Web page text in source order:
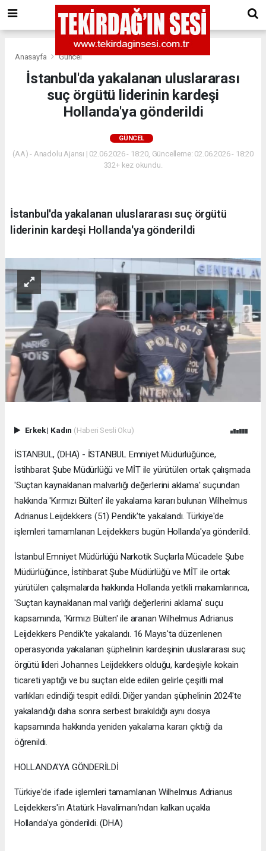
Anasayfa Güncel
İstanbul'da yakalanan uluslararası
suç örgütü liderinin kardeşi
Hollanda'ya gönderildi
GÜNCEL
(AA) - Anadolu Ajansı | 02.06.2026 - 18:20, Güncelleme: 02.06.2026 - 18:20
332+ kez okundu.
İstanbul'da yakalanan uluslararası suç örgütü
liderinin kardeşi Hollanda'ya gönderildi
Erkek| Kadın (Haberi Sesli Oku)
İSTANBUL, (DHA) - İSTANBUL Emniyet Müdürlüğünce,
İstihbarat Şube Müdürlüğü ve MİT ile yürütülen ortak çalışmada
'Suçtan kaynaklanan malvarlığı değerlerini aklama' suçundan
hakkında 'Kırmızı Bülten' ile yakalama kararı bulunan Wilhelmus
Adrianus Leijdekkers (51) Pendik'te yakalandı. Türkiye'de
işlemleri tamamlanan Leijdekkers bugün Hollanda'ya gönderildi.
İstanbul Emniyet Müdürlüğü Narkotik Suçlarla Mücadele Şube
Müdürlüğünce, İstihbarat Şube Müdürlüğü ve MİT ile ortak
yürütülen çalışmalarda hakkında Hollanda yetkili makamlarınca,
'Suçtan kaynaklanan mal varlığı değerlerini aklama' suçu
kapsamında, 'Kırmızı Bülten' ile aranan Wilhelmus Adrianus
Leijdekkers Pendik'te yakalandı. 16 Mayıs'ta düzenlenen
operasyonda yakalanan şüphelinin kardeşinin uluslararası suç
örgütü lideri Johannes Leijdekkers olduğu, kardeşiyle kokain
ticareti yaptığı ve bu suçtan elde edilen gelirle çeşitli mal
varlıkları edindiği tespit edildi. Diğer yandan şüphelinin 2024'te
yakalandığı daha sonra serbest bırakıldığı aynı dosya
kapsamında hakkında yeniden yakalama kararı çıktığı da
öğrenildi.
HOLLANDA'YA GÖNDERİLDİ
Türkiye'de ifade işlemleri tamamlanan Wilhelmus Adrianus
Leijdekkers'in Atatürk Havalimanı'ndan kalkan uçakla
Hollanda'ya gönderildi. (DHA)